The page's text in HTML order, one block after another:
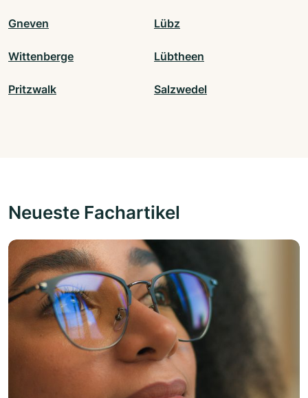
Gneven Lübz
Wittenberge Lübtheen
Pritzwalk Salzwedel
Neueste Fachartikel